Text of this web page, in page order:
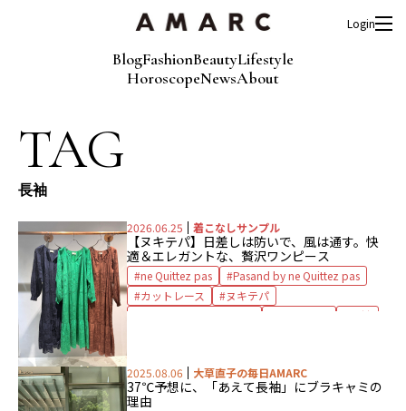
BlogFashionBeautyLifestyle
HoroscopeNewsAbout
Login
TAG
長袖
2026.06.25 着こなしサンプル
【ヌキテパ】 日差しは防いで、風は通す。 快
適＆エレガントな、贅沢ワンピース
ne Quittez pas
Pasand by ne Quittez pas
カットレース
ヌキテパ
長袖
2025.08.06 大草直子の毎日AMARC
37℃予想に、
「あえて長袖」にブラキャミの
理由